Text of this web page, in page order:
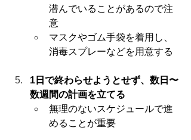
潜んでいることがあるので注
意
マスクやゴム手袋を着用し、
消毒スプレーなどを用意する
1日で終わらせようとせず、数日〜
数週間の計画を立てる
無理のないスケジュールで進
めることが重要